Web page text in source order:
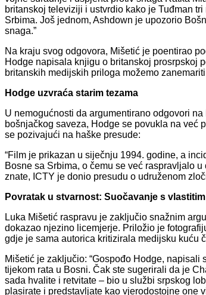
britanskoj televiziji i ustvrdio kako je Tuđman
Srbima. Još jednom, Ashdown je upozorio
snaga.”
Na kraju svog odgovora, Mišetić je poentirao
Hodge napisala knjigu o britanskoj prosrpskoj
britanskih medijskih priloga možemo
Hodge uzvraća starim tezama
U nemogućnosti da argumentirano odgovori
bošnjačkog saveza, Hodge se povukla na već
se pozivajući na haške presude:
“Film je prikazan u siječnju 1994. godine, a
Bosne sa Srbima, o čemu se već raspravljalo
znate, ICTY je donio presudu o udruženom
Povratak u stvarnost: Suočavanje s
Luka Mišetić raspravu je zaključio snažnim
dokazao njezino licemjerje. Priložio je
gdje je sama autorica kritizirala medijsku kuću
Mišetić je zaključio: “Gospođo Hodge,
tijekom rata u Bosni. Čak ste sugerirali da je
sada hvalite i retvitate – bio u službi srpskog
plasirate i predstavljate kao vjerodostojne one